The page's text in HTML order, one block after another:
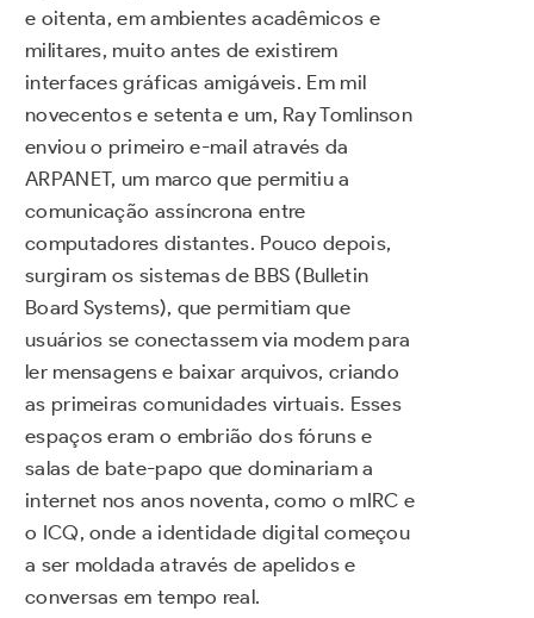
e oitenta, em ambientes acadêmicos e
militares, muito antes de existirem
interfaces gráficas amigáveis. Em mil
novecentos e setenta e um, Ray Tomlinson
enviou o primeiro e-mail através da
ARPANET, um marco que permitiu a
comunicação assíncrona entre
computadores distantes. Pouco depois,
surgiram os sistemas de BBS (Bulletin
Board Systems), que permitiam que
usuários se conectassem via modem para
ler mensagens e baixar arquivos, criando
as primeiras comunidades virtuais. Esses
espaços eram o embrião dos fóruns e
salas de bate-papo que dominariam a
internet nos anos noventa, como o mIRC e
o ICQ, onde a identidade digital começou
a ser moldada através de apelidos e
conversas em tempo real.